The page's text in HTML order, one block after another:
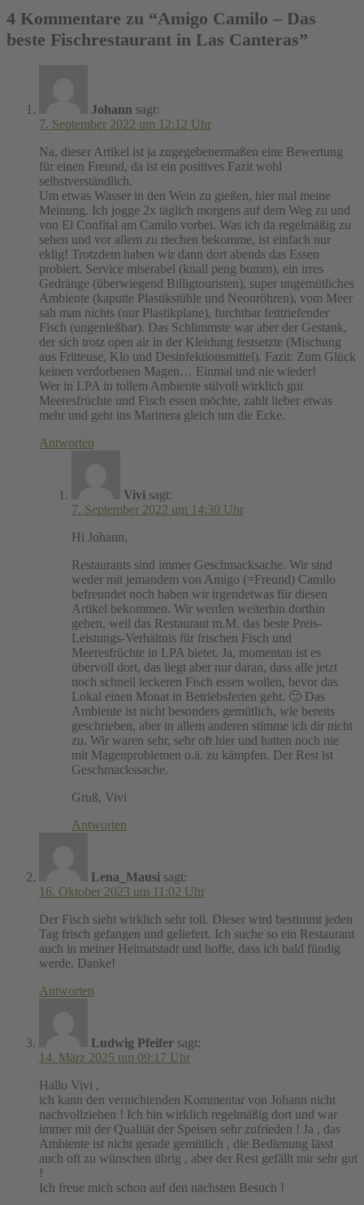
4 Kommentare zu “Amigo Camilo – Das
beste Fischrestaurant in Las Canteras”
Johann sagt:
7. September 2022 um 12:12 Uhr
Na, dieser Artikel ist ja zugegebenermaßen eine Bewertung
für einen Freund, da ist ein positives Fazit wohl
selbstverständlich.
Um etwas Wasser in den Wein zu gießen, hier mal meine
Meinung. Ich jogge 2x täglich morgens auf dem Weg zu und
von El Confital am Camilo vorbei. Was ich da regelmäßig zu
sehen und vor allem zu riechen bekomme, ist einfach nur
eklig! Trotzdem haben wir dann dort abends das Essen
probiert. Service miserabel (knall peng bumm), ein irres
Gedränge (überwiegend Billigtouristen), super ungemütliches
Ambiente (kaputte Plastikstühle und Neonröhren), vom Meer
sah man nichts (nur Plastikplane), furchtbar fetttriefender
Fisch (ungenießbar). Das Schlimmste war aber der Gestank,
der sich trotz open air in der Kleidung festsetzte (Mischung
aus Fritteuse, Klo und Desinfektionsmittel). Fazit: Zum Glück
keinen verdorbenen Magen… Einmal und nie wieder!
Wer in LPA in tollem Ambiente stilvoll wirklich gut
Meeresfrüchte und Fisch essen möchte, zahlt lieber etwas
mehr und geht ins Marinera gleich um die Ecke.
Antworten
Vivi sagt:
7. September 2022 um 14:30 Uhr
Hi Johann,
Restaurants sind immer Geschmacksache. Wir sind
weder mit jemandem von Amigo (=Freund) Camilo
befreundet noch haben wir irgendetwas für diesen
Artikel bekommen. Wir werden weiterhin dorthin
gehen, weil das Restaurant m.M. das beste Preis-
Leistungs-Verhältnis für frischen Fisch und
Meeresfrüchte in LPA bietet. Ja, momentan ist es
übervoll dort, das liegt aber nur daran, dass alle jetzt
noch schnell leckeren Fisch essen wollen, bevor das
Lokal einen Monat in Betriebsferien geht. 🙂 Das
Ambiente ist nicht besonders gemütlich, wie bereits
geschrieben, aber in allem anderen stimme ich dir nicht
zu. Wir waren sehr, sehr oft hier und hatten noch nie
mit Magenproblemen o.ä. zu kämpfen. Der Rest ist
Geschmackssache.
Gruß, Vivi
Antworten
Lena_Mausi sagt:
16. Oktober 2023 um 11:02 Uhr
Der Fisch sieht wirklich sehr toll. Dieser wird bestimmt jeden
Tag frisch gefangen und geliefert. Ich suche so ein Restaurant
auch in meiner Heimatstadt und hoffe, dass ich bald fündig
werde. Danke!
Antworten
Ludwig Pfeifer sagt:
14. März 2025 um 09:17 Uhr
Hallo Vivi ,
ich kann den vernichtenden Kommentar von Johann nicht
nachvollziehen ! Ich bin wirklich regelmäßig dort und war
immer mit der Qualität der Speisen sehr zufrieden ! Ja , das
Ambiente ist nicht gerade gemütlich , die Bedienung lässt
auch oft zu wünschen übrig , aber der Rest gefällt mir sehr gut
!
Ich freue mich schon auf den nächsten Besuch !